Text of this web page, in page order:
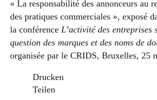
« La responsabilité des annonceurs au
des pratiques commerciales », exposé
la conférence L’activité des
question des marques et des noms de
organisée par le CRIDS, Bruxelles, 25
Drucken
Teilen